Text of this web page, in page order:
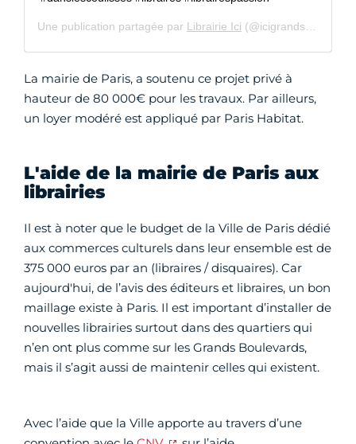
Une publication partagée par Librairie Ici (@icigrandsboulevards) le
La mairie de Paris, a soutenu ce projet privé à
hauteur de 80 000€ pour les travaux. Par ailleurs,
un loyer modéré est appliqué par Paris Habitat.
L'aide de la mairie de Paris aux
librairies
Il est à noter que le budget de la Ville de Paris dédié
aux commerces culturels dans leur ensemble est de
375 000 euros par an (libraires / disquaires). Car
aujourd'hui, de l’avis des éditeurs et libraires, un bon
maillage existe à Paris. Il est important d’installer de
nouvelles librairies surtout dans des quartiers qui
n’en ont plus comme sur les Grands Boulevards,
mais il s’agit aussi de maintenir celles qui existent.
Avec l’aide que la Ville apporte au travers d’une